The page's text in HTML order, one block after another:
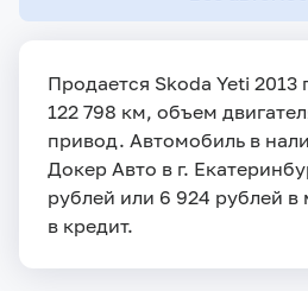
Продается Skoda Yeti 2013
122 798 км, объем
привод. Автомобиль в
Докер Авто в г.
рублей или 6 924 рублей
в кредит.